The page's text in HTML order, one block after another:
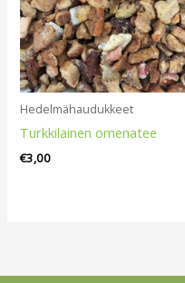
Hedelmähaudukkeet
Turkkilainen omenatee
€3,00